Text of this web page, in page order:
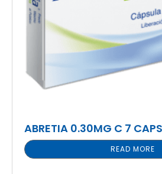
ABRETIA 0.30MG C 7 CAPS
READ MORE